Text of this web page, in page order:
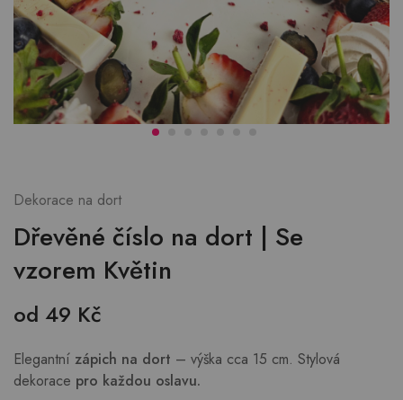
Dekorace na dort
Dřevěné číslo na dort | Se
vzorem Květin
od 49 Kč
Elegantní zápich na dort – výška cca 15 cm. Stylová
dekorace pro každou oslavu.